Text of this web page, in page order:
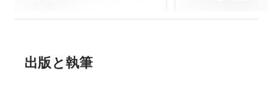
出版と執筆